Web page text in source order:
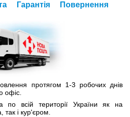
Гарантія Повернення
протягом 1-3 робочих днів
офіс.
по всій території України як на
так і кур'єром.